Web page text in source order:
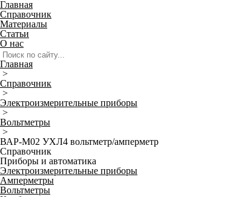
Главная
Справочник
Материалы
Статьи
О нас
Главная
>
Справочник
>
Электроизмерительные приборы
>
Вольтметры
>
ВАР-М02 УХЛ4 вольтметр/амперметр
Справочник
Приборы и автоматика
Электроизмерительные приборы
Амперметры
Вольтметры